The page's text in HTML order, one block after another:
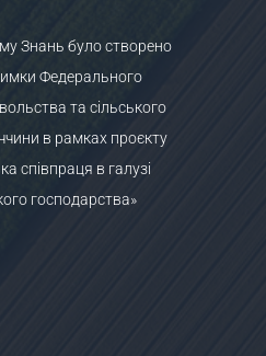
Знань було створено
Федерального
та сільського
в рамках проєкту
співпраця в галузі
господарства»